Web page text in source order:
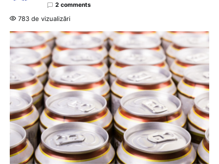
2 comments
783 de vizualizări